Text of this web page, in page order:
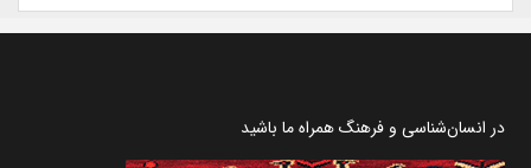
در انسان‌شناسی و فرهنگ همراه ما باشید